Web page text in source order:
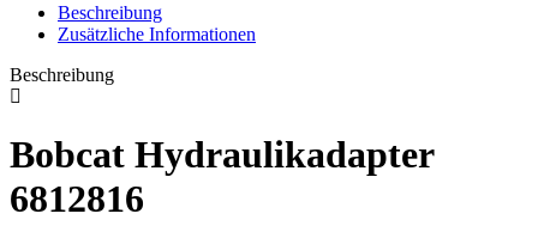
Beschreibung
Zusätzliche Informationen
Beschreibung
Bobcat Hydraulikadapter
6812816